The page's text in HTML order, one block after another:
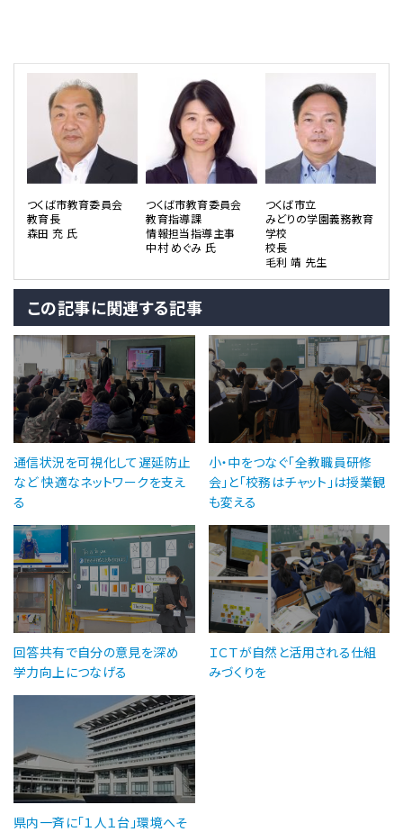
つくば市教育委員会
教育長
森田 充 氏
つくば市教育委員会
教育指導課
情報担当指導主事
中村 めぐみ 氏
つくば市立
みどりの学園義務教育
学校
校長
毛利 靖 先生
この記事に関連する記事
通信状況を可視化して遅延防止
など 快適なネットワークを支え
る
小・中をつなぐ「全教職員研修
会」と「校務はチャット」は授業観
も変える
回答共有で自分の意見を深め
学力向上につなげる
ＩＣＴが自然と活用される仕組
みづくりを
県内一斉に「１人１台」環境へそ